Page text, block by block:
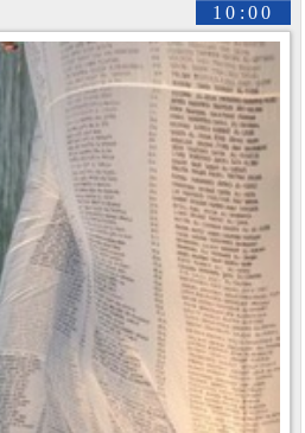
10:00